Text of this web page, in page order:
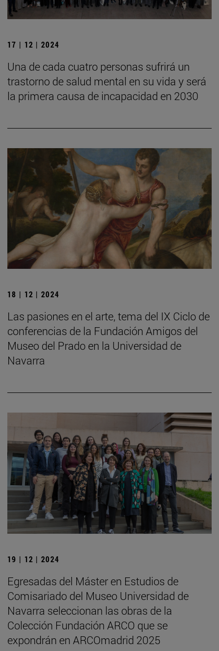
17 | 12 | 2024
Una de cada cuatro personas sufrirá un
trastorno de salud mental en su vida y será
la primera causa de incapacidad en 2030
18 | 12 | 2024
Las pasiones en el arte, tema del IX Ciclo de
conferencias de la Fundación Amigos del
Museo del Prado en la Universidad de
Navarra
19 | 12 | 2024
Egresadas del Máster en Estudios de
Comisariado del Museo Universidad de
Navarra seleccionan las obras de la
Colección Fundación ARCO que se
expondrán en ARCOmadrid 2025